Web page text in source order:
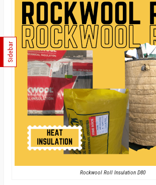
Rockwool Roll Insulation D80
Sidebar